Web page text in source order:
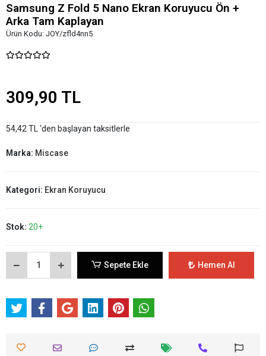
Samsung Z Fold 5 Nano Ekran Koruyucu Ön +
Arka Tam Kaplayan
Ürün Kodu: JOY/zfld4nn5
309,90 TL
54,42 TL 'den başlayan taksitlerle
Marka: Miscase
Kategori: Ekran Koruyucu
Stok: 20+
Sepete Ekle Hemen Al